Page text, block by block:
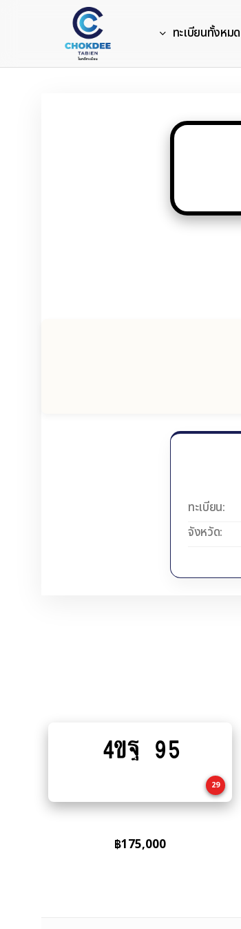
content
ทะเบียนทั้งหมด
ทะเบียน:
จังหวัด:
Add
to
4ขฐ 95
29
฿175,000